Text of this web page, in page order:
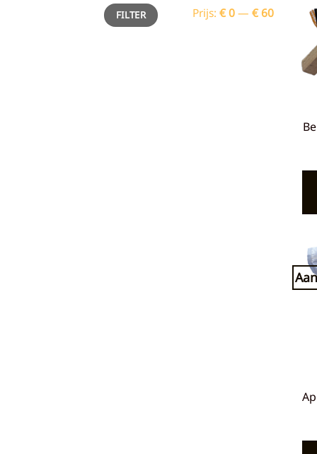
Min.
prijs
Max.
prijsFILTER Prijs: € 0— € 60